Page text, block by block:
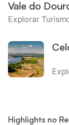
Vale do
Explorar
Highlights no